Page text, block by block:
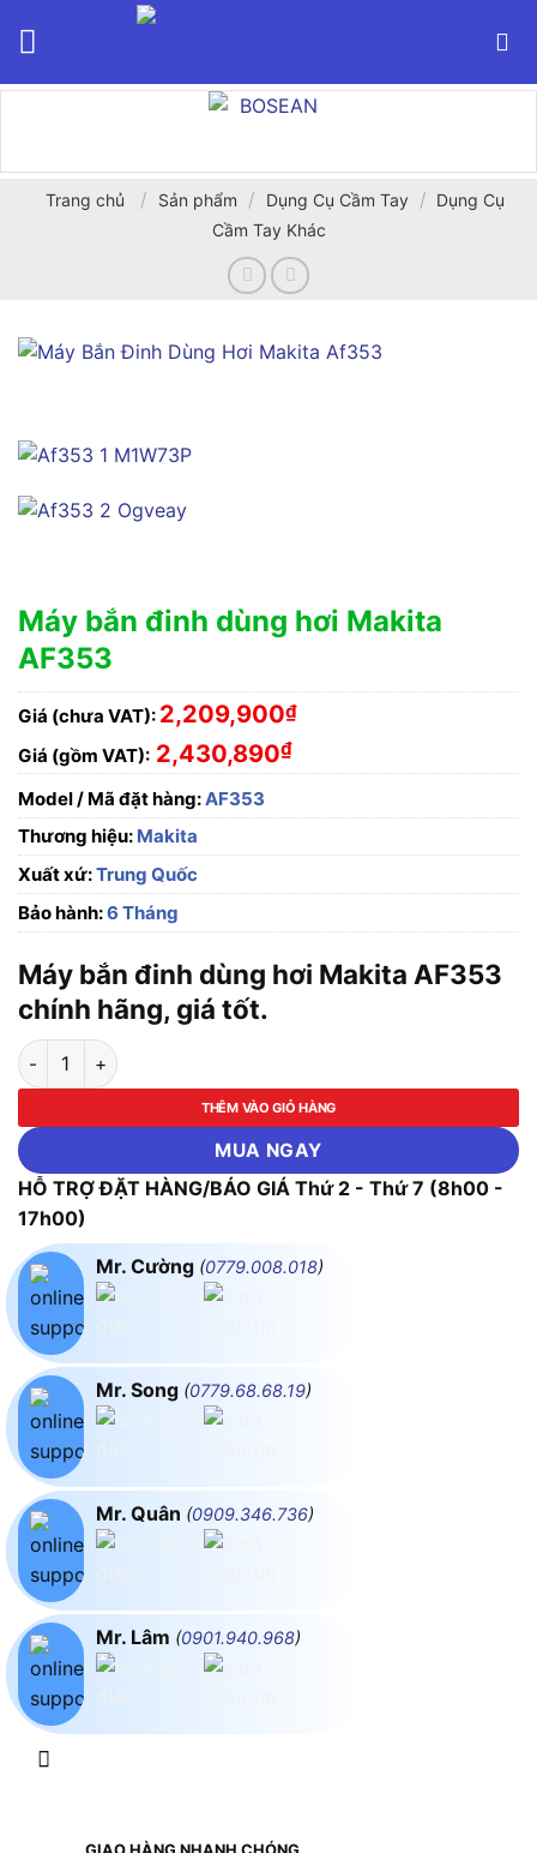
Trang chủ / Sản phẩm / Dụng Cụ Cầm Tay / Dụng Cụ
Cầm Tay Khác
Máy bắn đinh dùng hơi Makita
AF353
Giá (chưa VAT): 2,209,900₫
Giá (gồm VAT): 2,430,890₫
Model / Mã đặt hàng:AF353
Thương hiệu: Makita
Xuất xứ:Trung Quốc
Bảo hành:6 Tháng
Máy bắn đinh dùng hơi Makita AF353
chính hãng, giá tốt.
Máy bắn đinh dùng hơi Makita AF353 số lượng
THÊM VÀO GIỎ HÀNG
MUA NGAY
HỖ TRỢ ĐẶT HÀNG/BÁO GIÁ Thứ 2 - Thứ 7 (8h00 -
17h00)
Mr. Cường (0779.008.018)
Mr. Song (0779.68.68.19)
Mr. Quân (0909.346.736)
Mr. Lâm (0901.940.968)